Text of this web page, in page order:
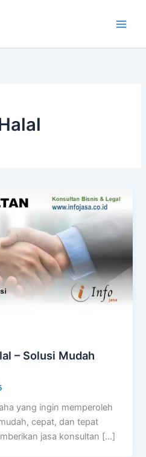
– Solusi Mudah
yang ingin memperoleh
cepat, dan tepat
jasa konsultan […]